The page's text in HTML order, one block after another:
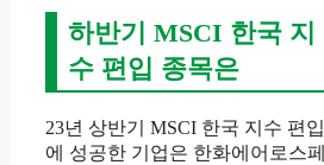
하반기 MSCI 한국 지
수 편입 종목은
23년 상반기 MSCI 한국 지수 편입
에 성공한 기업은 한화에어로스페